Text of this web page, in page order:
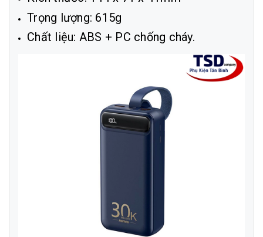
Trọng lượng: 615g
Chất liệu: ABS + PC chống cháy.